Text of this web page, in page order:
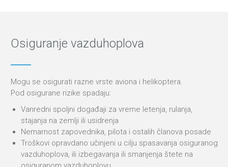
Osiguranje vazduhoplova
Mogu se osigurati razne vrste aviona i helikoptera.
Pod osigurane rizike spadaju:
Vanredni spoljni događaji za vreme letenja, rulanja,
stajanja na zemlji ili usidrenja
Nemarnost zapovednika, pilota i ostalih članova posade
Troškovi opravdano učinjeni u cilju spasavanja osiguranog
vazduhoplova, ili izbegavanja ili smanjenja štete na